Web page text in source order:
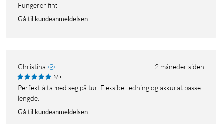
Fungerer fint
Gå til kundeanmeldelsen
Christina 2 måneder siden
5/5
Perfekt å ta med seg på tur. Fleksibel ledning og akkurat passe
lengde.
Gå til kundeanmeldelsen